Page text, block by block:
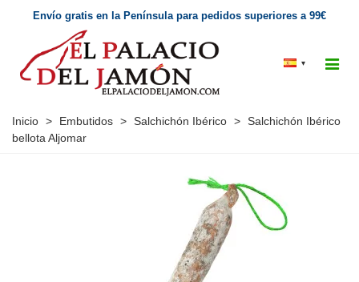
Envío gratis en la Península para pedidos superiores a 99€
▾
Inicio > Embutidos > Salchichón Ibérico > Salchichón Ibérico
bellota Aljomar